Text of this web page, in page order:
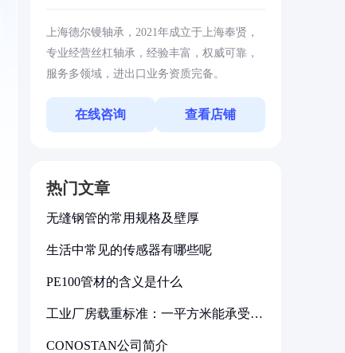
上海德尔镘轴承，2021年成立于上海奉贤，
专业经营丝杠轴承，经验丰富，权威可靠，
服务多领域，进出口业务资质完备。
在线咨询 查看店铺
热门文章
无缝钢管的常用规格及壁厚
生活中常见的传感器有哪些呢
PE100管材的含义是什么
工业厂房载重标准：一平方米能承受多
CONOSTAN公司简介